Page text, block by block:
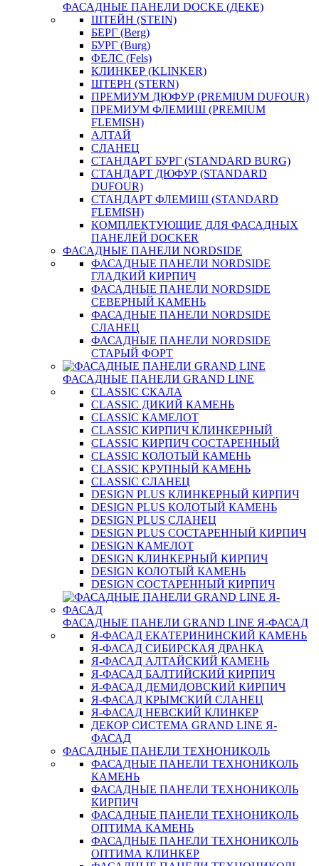
ФАСАДНЫЕ ПАНЕЛИ DOCKE (ДЕКЕ)
ШТЕЙН (STEIN)
БЕРГ (Berg)
БУРГ (Burg)
ФЕЛС (Fels)
КЛИНКЕР (KLINKER)
ШТЕРН (STERN)
ПРЕМИУМ ДЮФУР (PREMIUM DUFOUR)
ПРЕМИУМ ФЛЕМИШ (PREMIUM
FLEMISH)
АЛТАЙ
СЛАНЕЦ
СТАНДАРТ БУРГ (STANDARD BURG)
СТАНДАРТ ДЮФУР (STANDARD
DUFOUR)
СТАНДАРТ ФЛЕМИШ (STANDARD
FLEMISH)
КОМПЛЕКТУЮЩИЕ ДЛЯ ФАСАДНЫХ
ПАНЕЛЕЙ DOCKER
ФАСАДНЫЕ ПАНЕЛИ NORDSIDE
ФАСАДНЫЕ ПАНЕЛИ NORDSIDE
ГЛАДКИЙ КИРПИЧ
ФАСАДНЫЕ ПАНЕЛИ NORDSIDE
СЕВЕРНЫЙ КАМЕНЬ
ФАСАДНЫЕ ПАНЕЛИ NORDSIDE
СЛАНЕЦ
ФАСАДНЫЕ ПАНЕЛИ NORDSIDE
СТАРЫЙ ФОРТ
ФАСАДНЫЕ ПАНЕЛИ GRAND LINE
CLASSIC СКАЛА
CLASSIC ДИКИЙ КАМЕНЬ
CLASSIC КАМЕЛОТ
CLASSIC КИРПИЧ КЛИНКЕРНЫЙ
CLASSIC КИРПИЧ СОСТАРЕННЫЙ
CLASSIC КОЛОТЫЙ КАМЕНЬ
CLASSIC КРУПНЫЙ КАМЕНЬ
CLASSIC СЛАНЕЦ
DESIGN PLUS КЛИНКЕРНЫЙ КИРПИЧ
DESIGN PLUS КОЛОТЫЙ КАМЕНЬ
DESIGN PLUS СЛАНЕЦ
DESIGN PLUS СОСТАРЕННЫЙ КИРПИЧ
DESIGN КАМЕЛОТ
DESIGN КЛИНКЕРНЫЙ КИРПИЧ
DESIGN КОЛОТЫЙ КАМЕНЬ
DESIGN СОСТАРЕННЫЙ КИРПИЧ
ФАСАДНЫЕ ПАНЕЛИ GRAND LINE Я-ФАСАД
Я-ФАСАД ЕКАТЕРИНИНСКИЙ КАМЕНЬ
Я-ФАСАД СИБИРСКАЯ ДРАНКА
Я-ФАСАД АЛТАЙСКИЙ КАМЕНЬ
Я-ФАСАД БАЛТИЙСКИЙ КИРПИЧ
Я-ФАСАД ДЕМИДОВСКИЙ КИРПИЧ
Я-ФАСАД КРЫМСКИЙ СЛАНЕЦ
Я-ФАСАД НЕВСКИЙ КЛИНКЕР
ДЕКОР СИСТЕМА GRAND LINE Я-
ФАСАД
ФАСАДНЫЕ ПАНЕЛИ ТЕХНОНИКОЛЬ
ФАСАДНЫЕ ПАНЕЛИ ТЕХНОНИКОЛЬ
КАМЕНЬ
ФАСАДНЫЕ ПАНЕЛИ ТЕХНОНИКОЛЬ
КИРПИЧ
ФАСАДНЫЕ ПАНЕЛИ ТЕХНОНИКОЛЬ
ОПТИМА КАМЕНЬ
ФАСАДНЫЕ ПАНЕЛИ ТЕХНОНИКОЛЬ
ОПТИМА КЛИНКЕР